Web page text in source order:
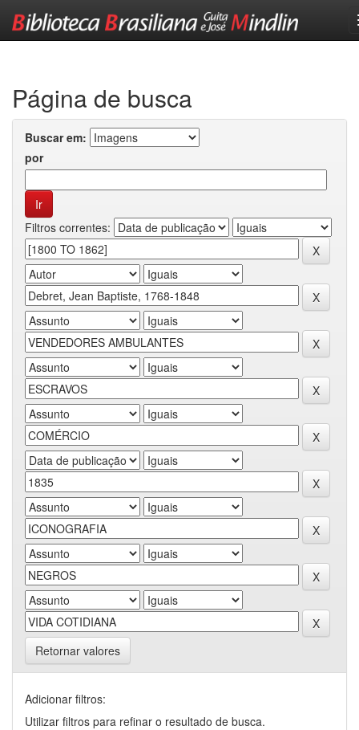
Página de busca
Buscar em:
por
Filtros correntes:
Retornar valores
Adicionar filtros:
Utilizar filtros para refinar o resultado de busca.